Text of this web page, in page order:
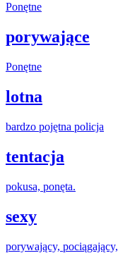
Ponętne
porywające
Ponętne
lotna
bardzo pojętna policja
tentacja
pokusa, ponęta.
sexy
porywający, pociągający,